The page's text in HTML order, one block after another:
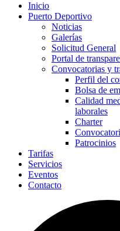
Inicio
Puerto Deportivo
Noticias
Galerías
Solicitud General
Portal de
Convocatorias y
Perfil del
Bolsa de
Calidad
laborales
Charter
Patrocinios
Tarifas
Servicios
Eventos
Contacto